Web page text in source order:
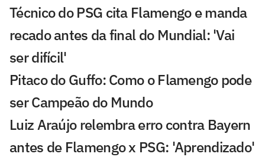
Técnico do PSG cita Flamengo e manda
recado antes da final do Mundial: 'Vai
ser difícil'
Pitaco do Guffo: Como o Flamengo pode
ser Campeão do Mundo
Luiz Araújo relembra erro contra Bayern
antes de Flamengo x PSG: 'Aprendizado'